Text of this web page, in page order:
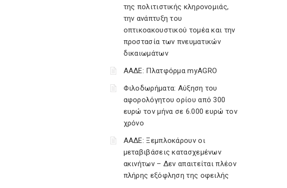
της πολιτιστικής κληρονομιάς,
την ανάπτυξη του
οπτικοακουστικού τομέα και την
προστασία των πνευματικών
δικαιωμάτων
ΑΑΔΕ: Πλατφόρμα myAGRO
Φιλοδωρήματα: Αύξηση του
αφορολόγητου ορίου από 300
ευρώ τον μήνα σε 6.000 ευρώ τον
χρόνο
ΑΑΔΕ: Ξεμπλοκάρουν οι
μεταβιβάσεις κατασχεμένων
ακινήτων – Δεν απαιτείται πλέον
πλήρης εξόφληση της οφειλής